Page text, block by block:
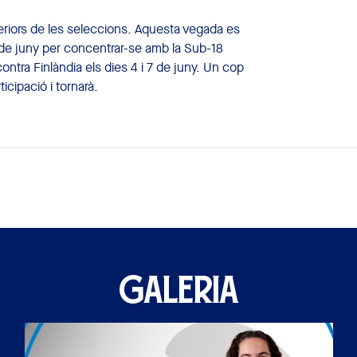
de les seleccions. Aquesta vegada es
juny per concentrar-se amb la Sub-18
Finlàndia els dies 4 i 7 de juny. Un cop
i tornarà.
GALERIA